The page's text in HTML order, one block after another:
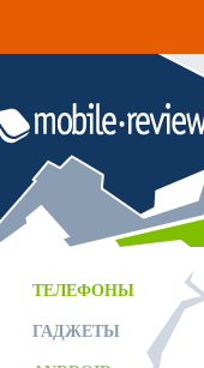
ТЕЛЕФОНЫ
ГАДЖЕТЫ